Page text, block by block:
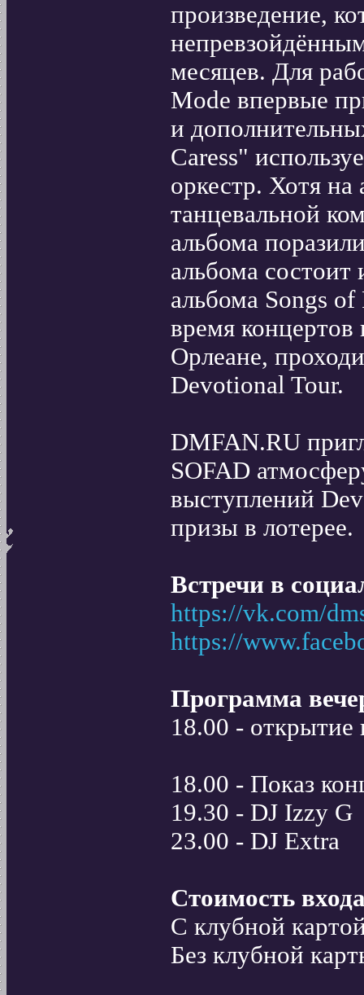
произведение,
месяцев. Для
Mode впервые
и
Caress"
оркестр. Хотя
танцевальной
альбома
альбома
альбома Songs
время
Орлеане,
Devotional Tour.
DMFAN.RU
SOFAD
выступлений
призы в лотерее.
Встречи в
https://vk.com/
https://
Программа
18.00 - открытие
18.00 - Показ
19.30 - DJ Izzy G
23.00 - DJ Extra
Стоимость
С клубной
Без клубной